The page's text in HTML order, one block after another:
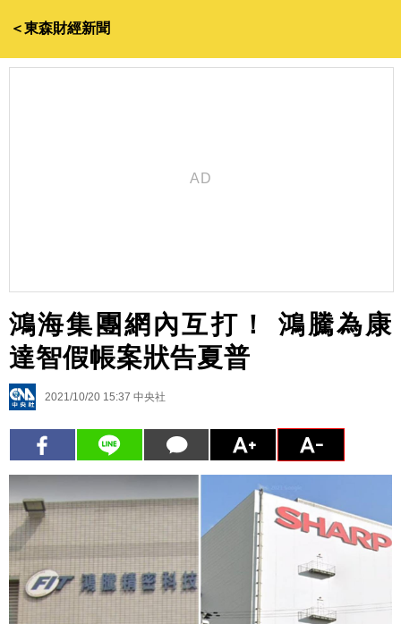
＜東森財經新聞
鴻海集團網內互打！ 鴻騰為康
達智假帳案狀告夏普
2021/10/20 15:37 中央社